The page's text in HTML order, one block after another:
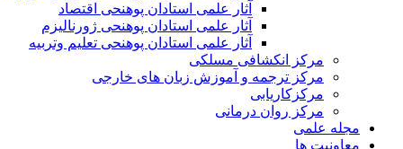
آثار علمی استادان پوهنحی اقتصاد
آثار علمی استادان پوهنحی ژورنالیزم
آثار علمی استادان پوهنحی تعلیم وتربیه
مرکز انکشافی مسلکی
مرکز ترجمه و آموزش زبان های خارجی
مرکزکاریابی
مرکز روان درمانی
مجله علمی
معاونیت ها